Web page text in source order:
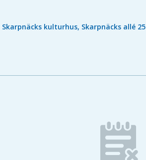
Skarpnäcks kulturhus, Skarpnäcks allé 25